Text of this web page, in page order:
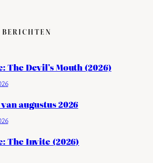
BERICHTEN
The Devil’s Mouth (2026)
augustus 2026
The Invite (2026)